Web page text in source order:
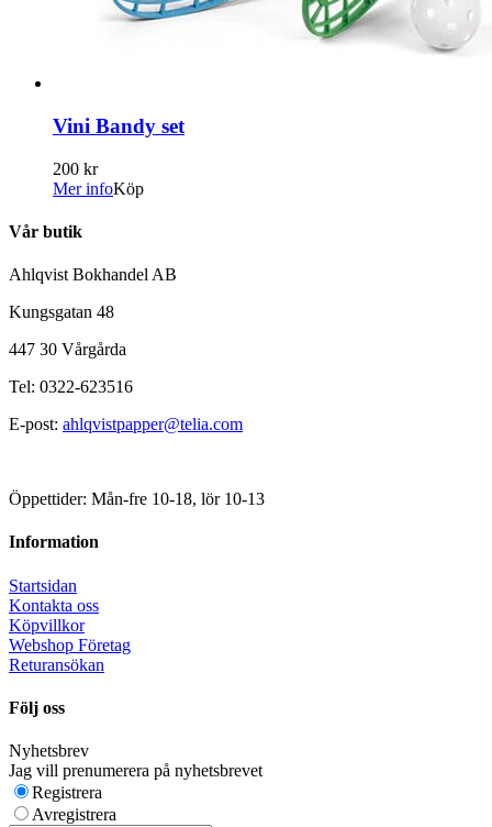
Vini Bandy set
200 kr
Mer infoKöp
Vår butik
Ahlqvist Bokhandel AB
Kungsgatan 48
447 30 Vårgårda
Tel: 0322-623516
E-post: ahlqvistpapper@telia.com
Öppettider: Mån-fre 10-18, lör 10-13
Information
Startsidan
Kontakta oss
Köpvillkor
Webshop Företag
Returansökan
Följ oss
Nyhetsbrev
Jag vill prenumerera på nyhetsbrevet
Registrera
Avregistrera